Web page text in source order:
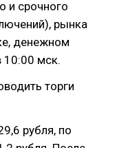
и срочного
рынка
денежном
10:00 мск.
торги
рубля, по